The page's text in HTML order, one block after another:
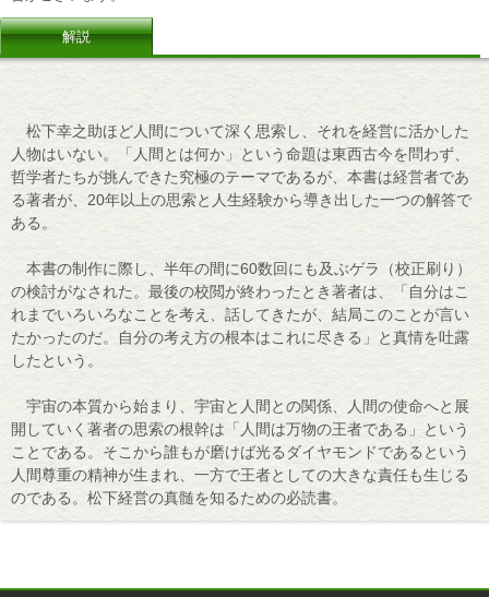
解説
松下幸之助ほど人間について深く思索し、それを経営に活かした
人物はいない。「人間とは何か」という命題は東西古今を問わず、
哲学者たちが挑んできた究極のテーマであるが、本書は経営者であ
る著者が、20年以上の思索と人生経験から導き出した一つの解答で
ある。
本書の制作に際し、半年の間に60数回にも及ぶゲラ（校正刷り）
の検討がなされた。最後の校閲が終わったとき著者は、「自分はこ
れまでいろいろなことを考え、話してきたが、結局このことが言い
たかったのだ。自分の考え方の根本はこれに尽きる」と真情を吐露
したという。
宇宙の本質から始まり、宇宙と人間との関係、人間の使命へと展
開していく著者の思索の根幹は「人間は万物の王者である」という
ことである。そこから誰もが磨けば光るダイヤモンドであるという
人間尊重の精神が生まれ、一方で王者としての大きな責任も生じる
のである。松下経営の真髄を知るための必読書。